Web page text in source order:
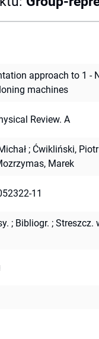
approach to 1 -
machines
Review. A
; Ćwikliński, Piotr
Marek
11
; Bibliogr. ; Streszcz.